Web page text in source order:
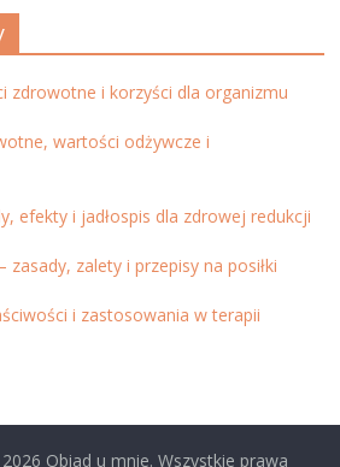
zdrowotne i korzyści dla organizmu
wartości odżywcze i
efekty i jadłospis dla zdrowej redukcji
zasady, zalety i przepisy na posiłki
i zastosowania w terapii
Obiad u mnie. Wszystkie prawa